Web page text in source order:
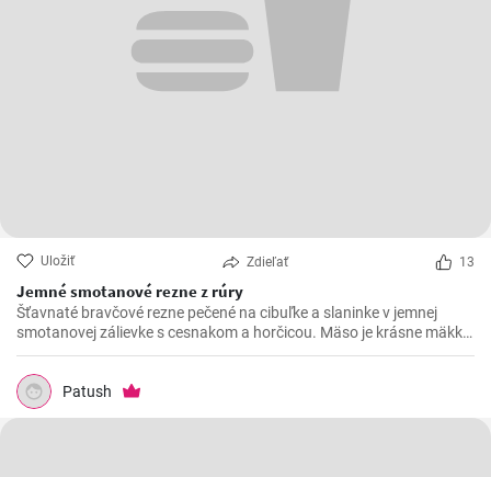
Uložiť Zdieľať 13
Jemné smotanové rezne z rúry
Šťavnaté bravčové rezne pečené na cibuľke a slaninke v jemnej
smotanovej zálievke s cesnakom a horčicou. Mäso je krásne mäkké
a doslova sa rozpadá.
Patush